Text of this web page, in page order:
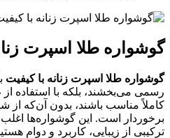
گوشواره طلا اسپرت
گوشواره طلا اسپرت زنانه با کیفیت
رسمی می‌بخشند، بلکه با استفاده
کاملاً مناسب باشند، بدون آن‌که از
برخوردار است. این گوشواره‌ها
ترکیبی از زیبایی، کاربرد و دوام